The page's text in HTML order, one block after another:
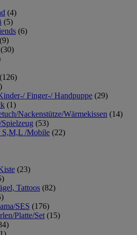
(4)
(5)
(6)
(9)
(30)
(126)
Finger-/ Handpuppe (29)
(1)
Nackenstütze/Wärmekissen (14)
(53)
S,M,L /Mobile (22)
(23)
Tattoos (82)
SES (176)
Platte/Set (15)